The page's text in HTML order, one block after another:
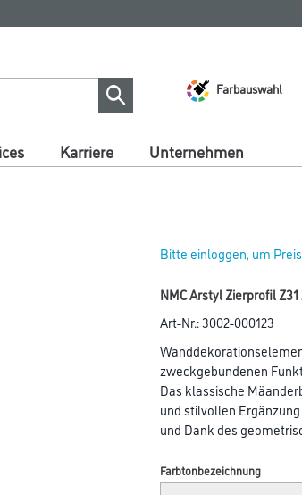
Farbauswahl
Karriere Unternehmen
Bitte einloggen, um
NMC Arstyl Zierprofil
Art-Nr.:3002-000123
zweckgebundenen
Das klassische
und stilvollen
und Dank des
Farbtonbezeichnung